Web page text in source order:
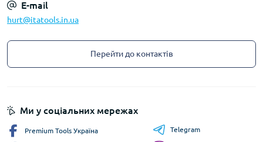
E-mail
hurt@itatools.in.ua
Перейти до контактів
Ми у соціальних мережах
Premium Tools Україна Telegram